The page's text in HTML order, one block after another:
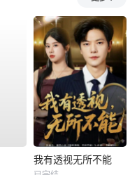
我有透视无所不能